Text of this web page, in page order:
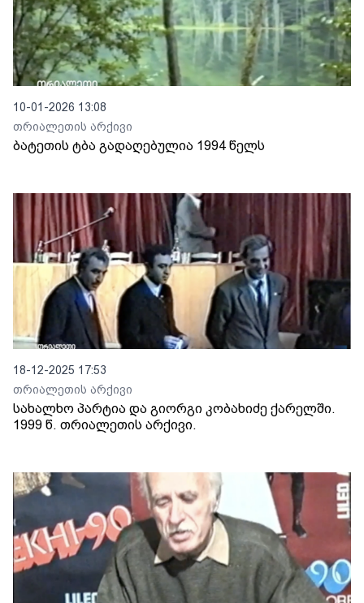
10-01-2026 13:08
თრიალეთის არქივი
ბატეთის ტბა გადაღებულია 1994 წელს
18-12-2025 17:53
თრიალეთის არქივი
სახალხო პარტია და გიორგი კობახიძე ქარელში.
1999 წ. თრიალეთის არქივი.